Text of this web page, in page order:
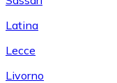
Latina
Lecce
Livorno